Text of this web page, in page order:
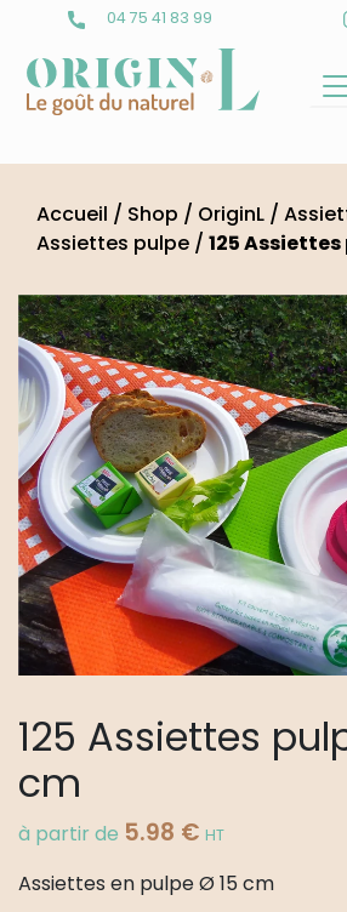
content
04 75 41 83 99
Accueil / Shop / OriginL /
Assiettes pulpe / 125 Assiettes
125 Assiettes
cm
à partir de 5.98 € HT
Assiettes en pulpe Ø 15 cm